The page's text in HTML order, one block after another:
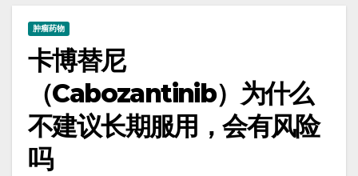
肿瘤药物
卡博替尼
（Cabozantinib）为什么
不建议长期服用，会有风险
吗